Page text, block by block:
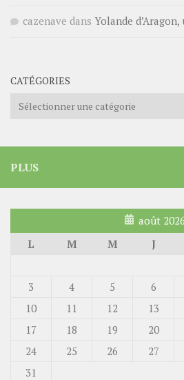
cazenave dans Yolande
CATÉGORIES
Catégories
PLUS
août 2026
L
M M J
3
4 5 6
10
11 12 13
17
18 19 20
24
25 26 27
31